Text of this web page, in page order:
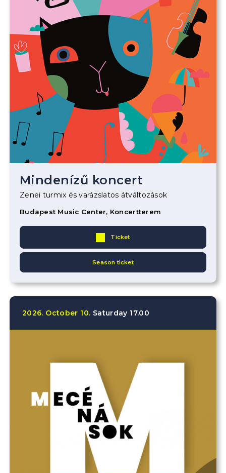
Mindenízű koncert
Zenei turmix és varázslatos átváltozások
Budapest Music Center, Koncertterem
Ticket
Season ticket
2026. October 10. Saturday 17.00